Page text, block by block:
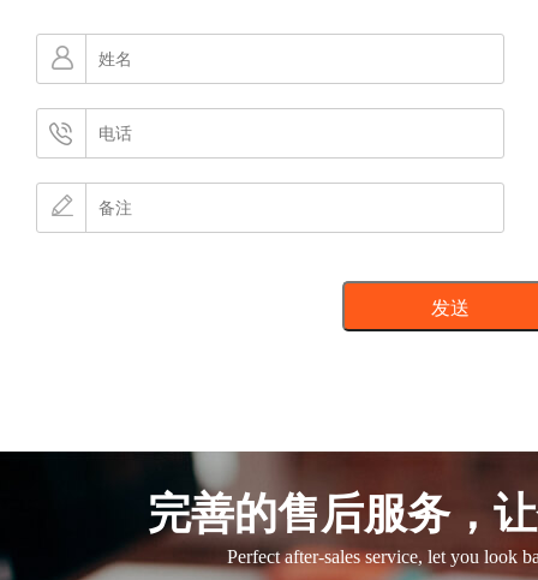
完善的售后服务，
Perfect after-sales service, let you look